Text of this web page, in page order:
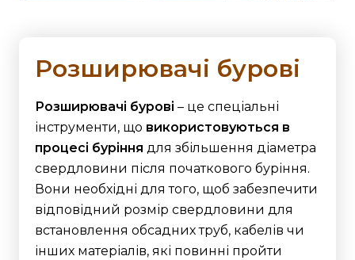
Розширювачі бурові
Розширювачі бурові – це спеціальні
інструменти, що використовуються в
процесі буріння для збільшення діаметра
свердловини після початкового буріння.
Вони необхідні для того, щоб забезпечити
відповідний розмір свердловини для
встановлення обсадних труб, кабелів чи
інших матеріалів, які повинні пройти